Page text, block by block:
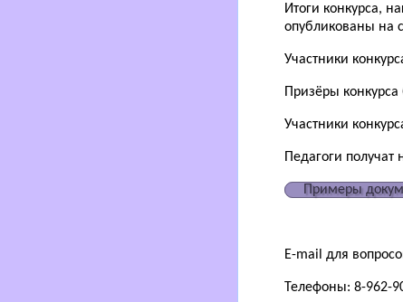
Итоги конкурса,
опубликованы на
Участники
Призёры
Участники
Педагоги получат
Примеры
E-mail для
Телефоны: 8-962-